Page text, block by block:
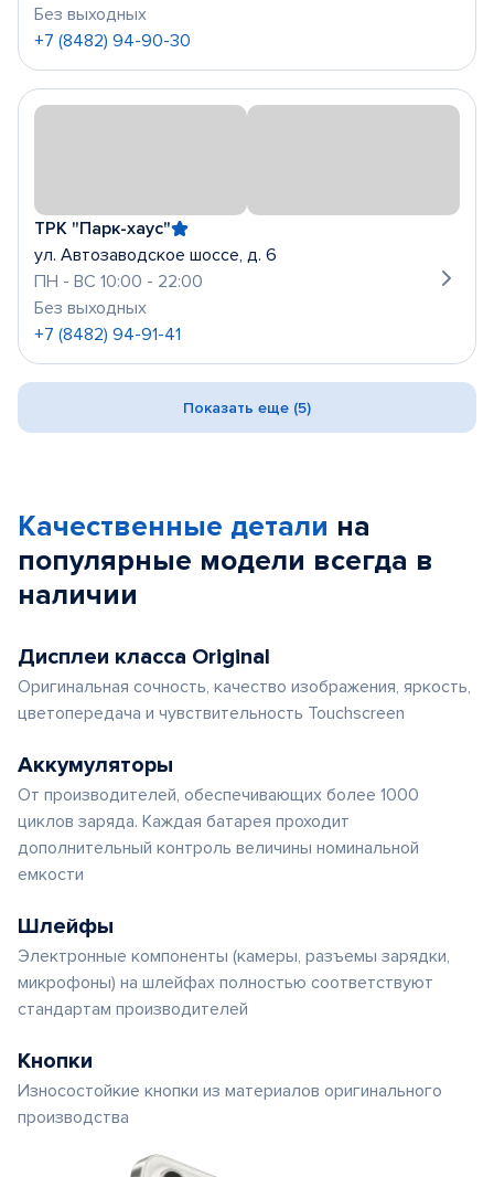
Без выходных
+7 (8482) 94-90-30
ТРК "Парк-хаус"
ул. Автозаводское шоссе, д. 6
ПН - ВС 10:00 - 22:00
Без выходных
+7 (8482) 94-91-41
Показать еще (5)
Качественные детали на
популярные модели всегда в
наличии
Дисплеи класса Original
Оригинальная сочность, качество изображения, яркость,
цветопередача и чувствительность Touchscreen
Аккумуляторы
От производителей, обеспечивающих более 1000
циклов заряда. Каждая батарея проходит
дополнительный контроль величины номинальной
емкости
Шлейфы
Электронные компоненты (камеры, разъемы зарядки,
микрофоны) на шлейфах полностью соответствуют
стандартам производителей
Кнопки
Износостойкие кнопки из материалов оригинального
производства